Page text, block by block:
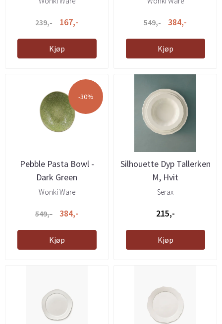
239,- 167,-
Kjøp
549,- 384,-
Kjøp
-30%
Pebble Pasta Bowl -
Dark Green
Wonki Ware
549,- 384,-
Kjøp
Silhouette Dyp Tallerken
M, Hvit
Serax
215,-
Kjøp